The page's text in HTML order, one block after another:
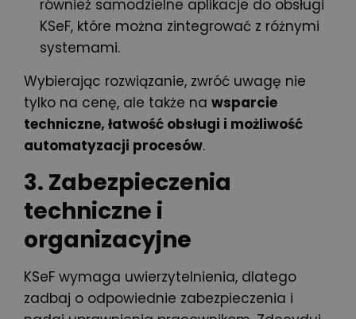
również samodzielne aplikacje do obsługi
KSeF, które można zintegrować z różnymi
systemami.
Wybierając rozwiązanie, zwróć uwagę nie
tylko na cenę, ale także na wsparcie
techniczne, łatwość obsługi i możliwość
automatyzacji procesów.
3. Zabezpieczenia
techniczne i
organizacyjne
KSeF wymaga uwierzytelnienia, dlatego
zadbaj o odpowiednie zabezpieczenia i